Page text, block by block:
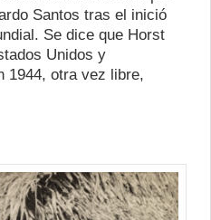
Santos tras el inició
Se dice que Horst
Unidos y
1944, otra vez libre,